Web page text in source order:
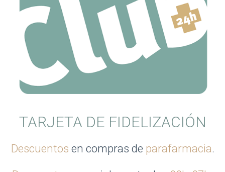
TARJETA DE FIDELIZACIÓN
Descuentos en compras de parafarmacia.